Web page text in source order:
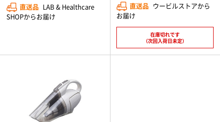
直送品 LAB & Healthcare
SHOPからお届け
直送品 ウービルストアから
お届け
在庫切れです
（次回入荷日未定）